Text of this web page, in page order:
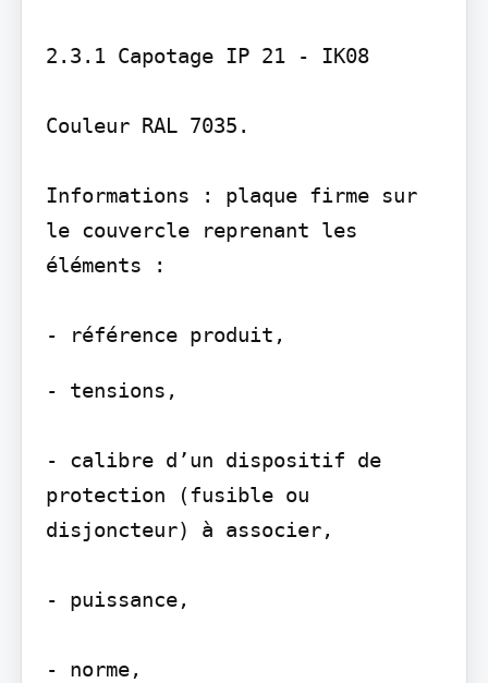
2.3.1 Capotage IP 21 - IK08
Couleur RAL 7035.
Informations : plaque firme sur
le couvercle reprenant les
éléments :
- tensions,
- calibre d’un dispositif de
protection (fusible ou
disjoncteur) à associer,
- puissance,
- norme,